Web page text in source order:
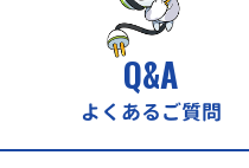
Q&A
よくあるご質問